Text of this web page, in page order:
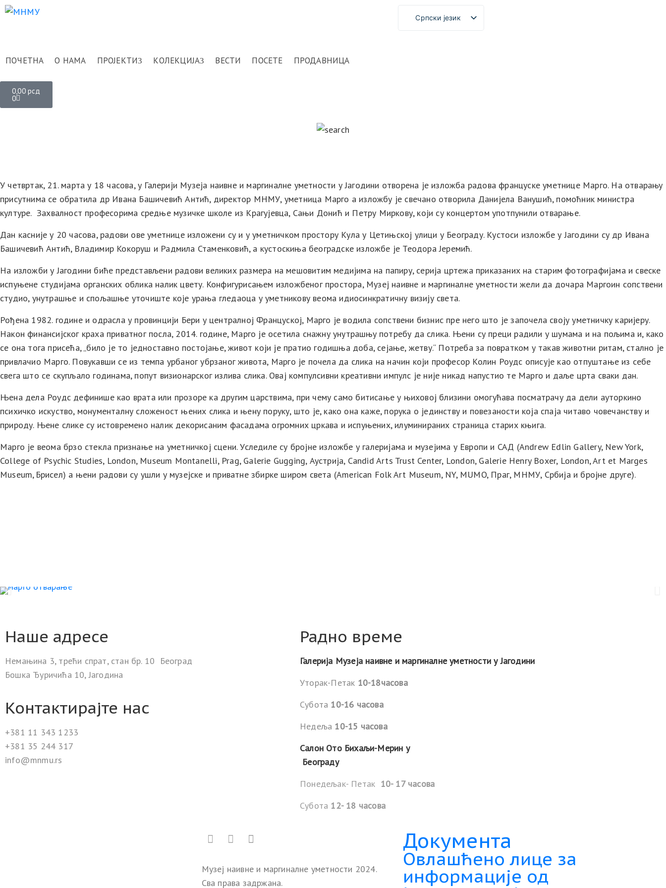
Српски језик
ПОЧЕТНА О НАМА ПРОЈЕКТИ КОЛЕКЦИЈА ВЕСТИ ПОСЕТЕ ПРОДАВНИЦА
0,00 рсд
0
I Burn in Sun, Moon and Stars
У четвртак, 21. марта у 18 часова, у Галерији Музеја наивне и маргиналне уметности у Јагодини отворена je изложба радова француске уметнице Марго. На отварању
присутнима се обратила др Ивана Башичевић Антић, директор МНМУ, уметница Марго а изложбу је свечано отворила Данијела Ванушић, помоћник министра
културе. Захвалност професорима средње музичке школе из Крагујевца, Сањи Донић и Петру Миркову, који су концертом употпунили отварање.
Дан касније у 20 часова, радови ове уметнице изложени су и у уметничком простору Кула у Цетињској улици у Београду. Кустоси изложбе у Јагодини су др Ивана
Башичевић Антић, Владимир Кокоруш и Радмила Стаменковић, а кустоскиња београдске изложбе је Теодора Јеремић.
На изложби у Јагодини биће представљени радови великих размера на мешовитим медијима на папиру, серија цртежа приказаних на старим фотографијама и свеске
испуњене студијама органских облика налик цвету. Конфигурисањем изложбеног простора, Музеј наивне и маргиналне уметности жели да дочара Маргоин сопствени
студио, унутрашње и спољашње уточиште које урања гледаоца у уметникову веома идиосинкратичну визију света.
Рођена 1982. године и одрасла у провинцији Бери у централној Француској, Марго је водила сопствени бизнис пре него што је започела своју уметничку каријеру.
Након финансијског краха приватног посла, 2014. године, Марго је осетила снажну унутрашњу потребу да слика. Њени су преци радили у шумама и на пољима и, како
се она тога присећа, „било је то једноставно постојање, живот који је пратио годишња доба, сејање, жетву.“ Потреба за повратком у такав животни ритам, стално је
привлачио Марго. Повукавши се из темпа урбаног убрзаног живота, Марго је почела да слика на начин који професор Колин Роудс описује као отпуштање из себе
свега што се скупљало годинама, попут визионарског излива слика. Овај компулсивни креативни импулс је није никад напустио те Марго и даље црта сваки дан.
Њена дела Роудс дефинише као врата или прозоре ка другим царствима, при чему само битисање у њиховој близини омогућава посматрачу да дели ауторкино
психичко искуство, монументалну сложеност њених слика и њену поруку, што је, како она каже, порука о јединству и повезаности која спаја читаво човечанству и
природу. Њене слике су истовремено налик декорисаним фасадама огромних цркава и испуњених, илуминираних страница старих књига.
Марго је веома брзо стекла признање на уметничкој сцени. Уследиле су бројне изложбе у галеријама и музејима у Европи и САД (Andrew Edlin Gallery, New York,
College of Psychic Studies, London, Museum Montanelli, Prag, Galerie Gugging, Аустрија, Candid Arts Trust Center, London, Galerie Henry Boxer, London, Art et Marges
Museum, Брисел) а њени радови су ушли у музејске и приватне збирке широм света (American Folk Art Museum, NY, MUMO, Праг, МНМУ, Србија и бројне друге).
Наше адресе
Немањина 3, трећи спрат, стан бр. 10 Београд
Бошка Ђуричића 10, Јагодина
Контактирајте нас
+381 11 343 1233
+381 35 244 317
info@mnmu.rs
Радно време
Галерија Музеја наивне и маргиналне уметности у Јагодини
Уторак-Петак 10-18часова
Субота 10-16 часова
Недеља 10-15 часова
Салон Ото Бихаљи-Мерин у
Београду
Понедељак- Петак 10- 17 часова
Субота 12- 18 часова
Музеј наивне и маргиналне уметности 2024.
Сва права задржана.
Документа
Овлашћено лице за
информације од